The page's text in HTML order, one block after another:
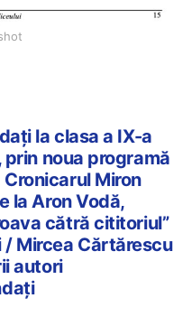
la clasa a IX-a
noua programă
Miron
la Aron Vodă,
cătră cititoriul”
/ Mircea Cărtărescu
autori